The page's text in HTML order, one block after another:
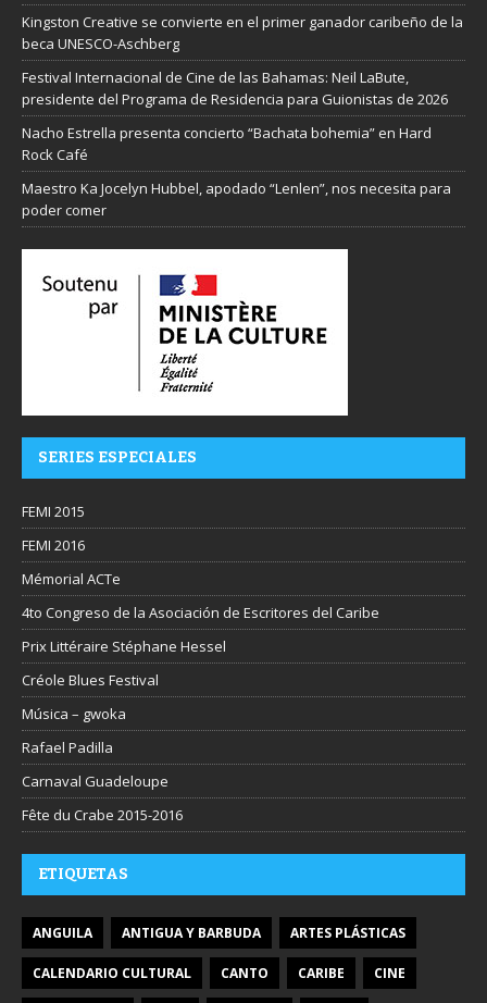
Kingston Creative se convierte en el primer ganador caribeño de la
beca UNESCO-Aschberg
Festival Internacional de Cine de las Bahamas: Neil LaBute,
presidente del Programa de Residencia para Guionistas de 2026
Nacho Estrella presenta concierto “Bachata bohemia” en Hard
Rock Café
Maestro Ka Jocelyn Hubbel, apodado “Lenlen”, nos necesita para
poder comer
SERIES ESPECIALES
FEMI 2015
FEMI 2016
Mémorial ACTe
4to Congreso de la Asociación de Escritores del Caribe
Prix Littéraire Stéphane Hessel
Créole Blues Festival
Música – gwoka
Rafael Padilla
Carnaval Guadeloupe
Fête du Crabe 2015-2016
ETIQUETAS
ANGUILA ANTIGUA Y BARBUDA ARTES PLÁSTICAS
CALENDARIO CULTURAL CANTO CARIBE CINE